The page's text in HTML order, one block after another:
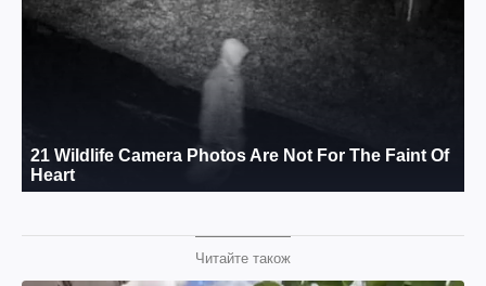
Читайте також